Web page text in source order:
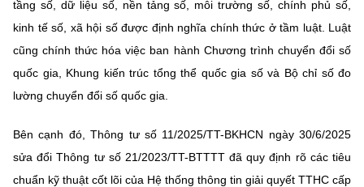
tầng số, dữ liệu số, nền tảng số, môi trường số, chính phủ số,
kinh tế số, xã hội số được định nghĩa chính thức ở tầm luật. Luật
cũng chính thức hóa việc ban hành Chương trình chuyển đổi số
quốc gia, Khung kiến trúc tổng thể quốc gia số và Bộ chỉ số đo
lường chuyển đổi số quốc gia.
Bên cạnh đó, Thông tư số 11/2025/TT-BKHCN ngày 30/6/2025
sửa đổi Thông tư số 21/2023/TT-BTTTT đã quy định rõ các tiêu
chuẩn kỹ thuật cốt lõi của Hệ thống thông tin giải quyết TTHC cấp